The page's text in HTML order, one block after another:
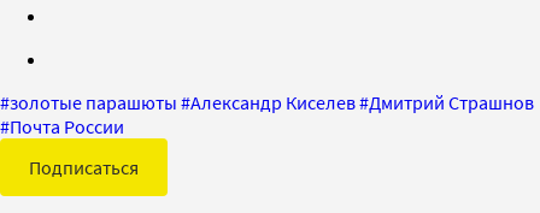
#золотые парашюты #Александр Киселев#Дмитрий Страшнов
#Почта России
Подписаться